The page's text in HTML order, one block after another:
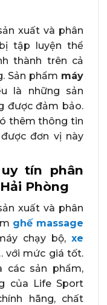
xuất và phân
tập luyện thể
thành trên cả
Sản phẩm máy
là những sản
được đảm bảo.
thêm thông tin
đơn vị này
tín phân
Phòng
xuất và phân
ghế massage
chạy bộ,xe
với mức giá tốt.
các sản phẩm,
của Life Sport
hãng, chất